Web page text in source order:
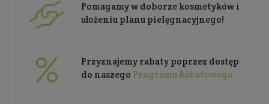
Pomagamy w doborze kosmetyków i
ułożeniu planu pielęgnacyjnego!
Przyznajemy rabaty poprzez dostęp
do naszego Programu Rabatowego